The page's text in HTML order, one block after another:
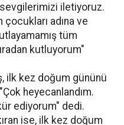
iletiyoruz.
çocukları adına ve
tüm
kutluyorum"
ilk kez doğum gününü
heyecanlandım.
ediyorum" dedi.
ise, ilk kez doğum